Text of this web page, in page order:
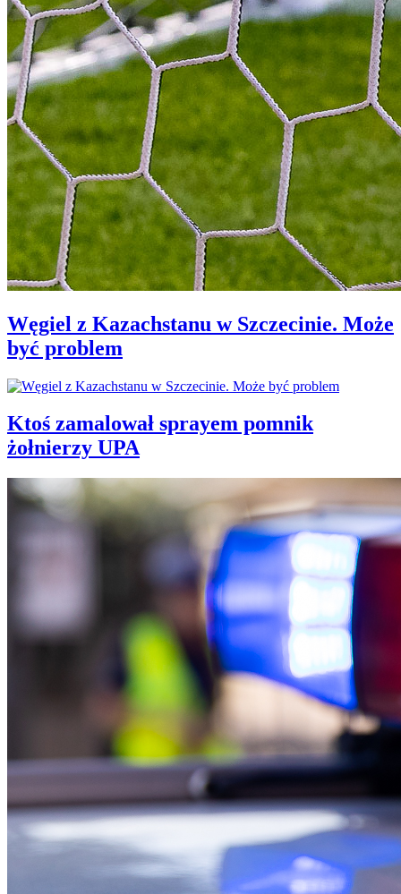
Węgiel z Kazachstanu w Szczecinie. Może
być problem
Ktoś zamalował sprayem pomnik
żołnierzy UPA